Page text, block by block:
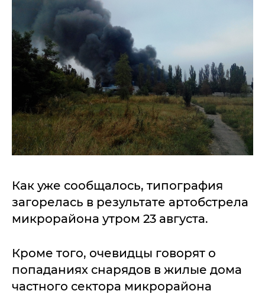
Как уже сообщалось, типография
загорелась в результате артобстрела
микрорайона утром 23 августа.
Кроме того, очевидцы говорят о
попаданиях снарядов в жилые дома
частного сектора микрорайона